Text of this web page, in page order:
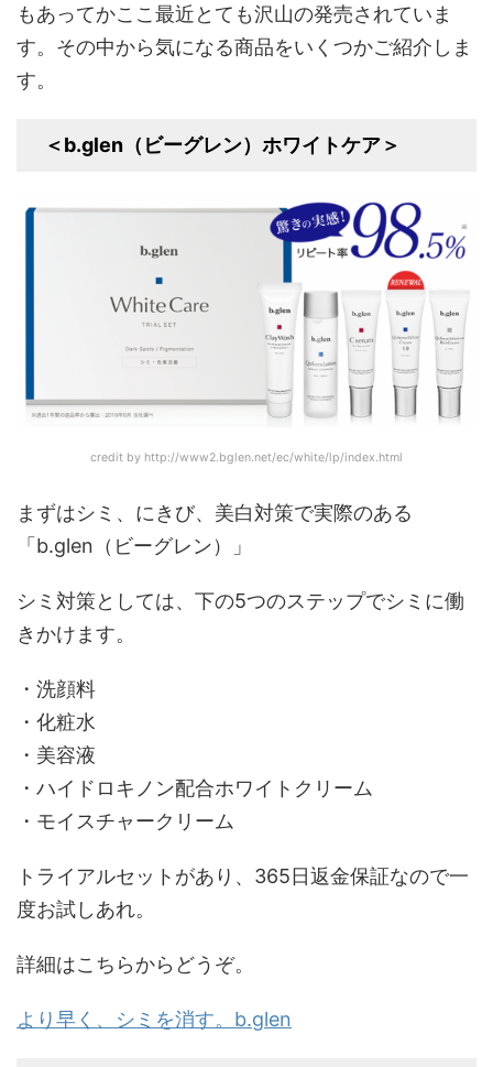
もあってかここ最近とても沢山の発売されていま
す。その中から気になる商品をいくつかご紹介しま
す。
＜b.glen（ビーグレン）ホワイトケア＞
credit by http://www2.bglen.net/ec/white/lp/index.html
まずはシミ、にきび、美白対策で実際のある
「b.glen（ビーグレン）」
シミ対策としては、下の5つのステップでシミに働
きかけます。
・洗顔料
・化粧水
・美容液
・ハイドロキノン配合ホワイトクリーム
・モイスチャークリーム
トライアルセットがあり、365日返金保証なので一
度お試しあれ。
詳細はこちらからどうぞ。
より早く、シミを消す。b.glen